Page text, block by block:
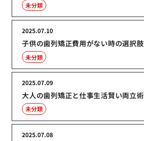
未分類
子供の歯列矯正費用がない時の選択肢
2025.07.10
未分類
大人の歯列矯正と仕事生活賢い両立術
2025.07.09
未分類
2025.07.08